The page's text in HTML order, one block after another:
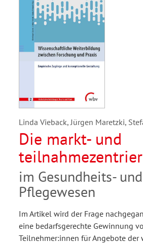
Linda Vieback, Jürgen Maretzki,
Die markt- und
Gewinnung von
Studierenden für
berufsbegleitende
Studiengänge
im Gesundheits- und
Pflegewesen
Im Artikel wird der Frage
eine bedarfsgerechte Gewinnung
Teilnehmer:innen für Angebote der